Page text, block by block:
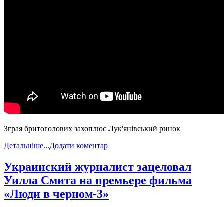
Зграя бритоголових захоплює Лук'янівський ринок
Детальніше...Додати коментар
Украинский журналист зацеловал
Уилла Смита на премьере фильма
«Люди в черном-3»